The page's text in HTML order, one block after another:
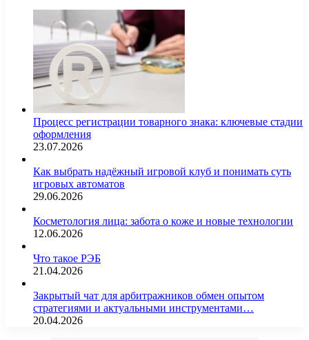
Процесс регистрации товарного знака: ключевые стадии
оформления
23.07.2026
Как выбрать надёжный игровой клуб и понимать суть
игровых автоматов
29.06.2026
Косметология лица: забота о коже и новые технологии
12.06.2026
Что такое РЭБ
21.04.2026
Закрытый чат для арбитражников обмен опытом
стратегиями и актуальными инструментами…
20.04.2026